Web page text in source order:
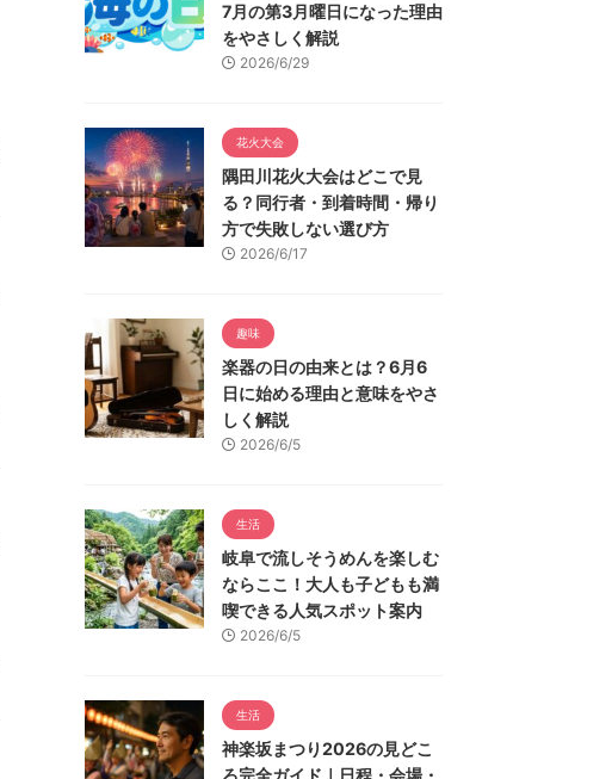
7月の第3月曜日になった理由
をやさしく解説
2026/6/29
花火大会
隅田川花火大会はどこで見
る？同行者・到着時間・帰り
方で失敗しない選び方
2026/6/17
趣味
楽器の日の由来とは？6月6
日に始める理由と意味をやさ
しく解説
2026/6/5
生活
岐阜で流しそうめんを楽しむ
ならここ！大人も子どもも満
喫できる人気スポット案内
2026/6/5
生活
神楽坂まつり2026の見どこ
ろ完全ガイド｜日程・会場・